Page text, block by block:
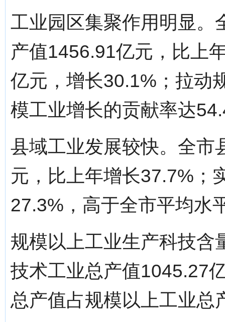
工业园区集聚作用明显。
产值1456.91亿元，比上
亿元，增长30.1%；拉动
模工业增长的贡献率达
县域工业发展较快。全市
元，比上年增长37.7%；
27.3%，高于全市平均水
规模以上工业生产科技含
技术工业总产值1045.27
总产值占规模以上工业总